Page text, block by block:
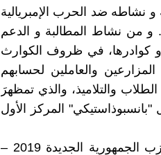
نشاطه ضد الحرب الإمبريالية
و من نشاط المطالبة و الدعم
كوادرها، في ظروف الكوارث
والعاملين لحسابهم
والتلاميذ، والذي تمظهرَ
"بانسبوذاستيكي" المركز الأول
و خلال كافة اللحظات الحاسمة في فترة حكم حزب الجمهورية الجديدة 2019 –